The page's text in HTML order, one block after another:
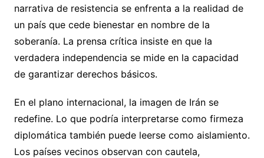
narrativa de resistencia se enfrenta a la realidad de
un país que cede bienestar en nombre de la
soberanía. La prensa crítica insiste en que la
verdadera independencia se mide en la capacidad
de garantizar derechos básicos.
En el plano internacional, la imagen de Irán se
redefine. Lo que podría interpretarse como firmeza
diplomática también puede leerse como aislamiento.
Los países vecinos observan con cautela,